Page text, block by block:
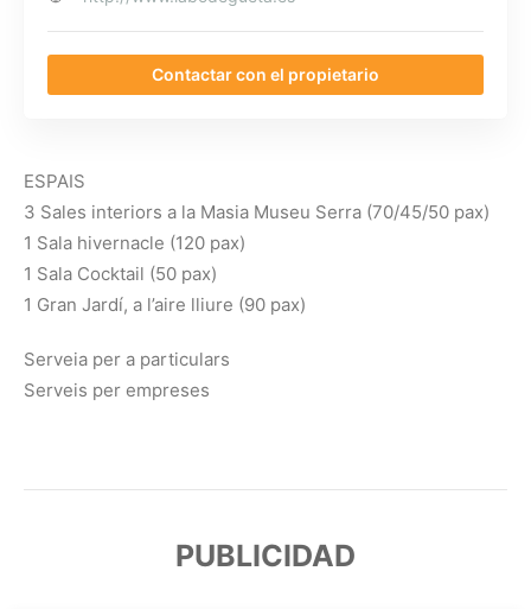
Contactar con el propietario
ESPAIS
3 Sales interiors a la Masia Museu Serra (70/45/50 pax)
1 Sala hivernacle (120 pax)
1 Sala Cocktail (50 pax)
1 Gran Jardí, a l’aire lliure (90 pax)
Serveia per a particulars
Serveis per empreses
PUBLICIDAD